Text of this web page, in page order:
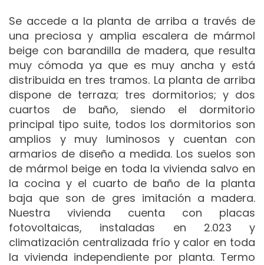
Se accede a la planta de arriba a través de
una preciosa y amplia escalera de mármol
beige con barandilla de madera, que resulta
muy cómoda ya que es muy ancha y está
distribuida en tres tramos. La planta de arriba
dispone de terraza; tres dormitorios; y dos
cuartos de baño, siendo el dormitorio
principal tipo suite, todos los dormitorios son
amplios y muy luminosos y cuentan con
armarios de diseño a medida. Los suelos son
de mármol beige en toda la vivienda salvo en
la cocina y el cuarto de baño de la planta
baja que son de gres imitación a madera.
Nuestra vivienda cuenta con placas
fotovoltaicas, instaladas en 2.023 y
climatización centralizada frío y calor en toda
la vivienda independiente por planta. Termo